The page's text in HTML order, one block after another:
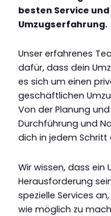
besten Service
Umzugserfahrung.
Unser erfahrenes
dafür, dass dein
es sich um einen
geschäftlichen
Von der Planung
Durchführung und
dich in jedem Schritt
Wir wissen, dass ein
Herausforderung
spezielle Services
wie möglich zu